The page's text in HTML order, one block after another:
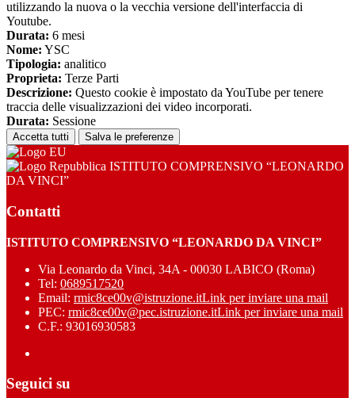
utilizzando la nuova o la vecchia versione dell'interfaccia di
Youtube.
Durata: 6 mesi
Nome: YSC
Tipologia: analitico
Proprieta: Terze Parti
Descrizione: Questo cookie è impostato da YouTube per tenere
traccia delle visualizzazioni dei video incorporati.
Durata: Sessione
Accetta tutti Salva le preferenze
ISTITUTO COMPRENSIVO “LEONARDO
DA VINCI”
Contatti
ISTITUTO COMPRENSIVO “LEONARDO DA VINCI”
Via Leonardo da Vinci, 34A - 00030 LABICO (Roma)
Tel: 0689517520
Email: rmic8ce00v@istruzione.itLink per inviare una mail
PEC: rmic8ce00v@pec.istruzione.itLink per inviare una mail
C.F.: 93016930583
Seguici su